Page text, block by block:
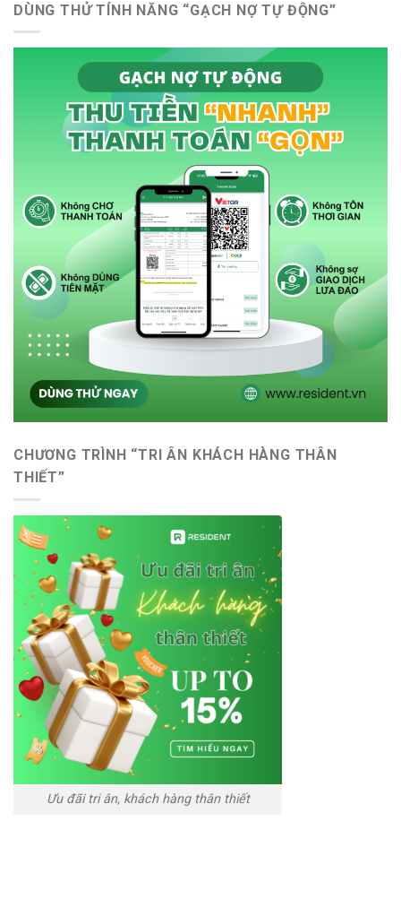
DÙNG THỬ TÍNH NĂNG “GẠCH NỢ TỰ ĐỘNG”
CHƯƠNG TRÌNH “TRI ÂN KHÁCH HÀNG THÂN
THIẾT”
Ưu đãi tri ân, khách hàng thân thiết